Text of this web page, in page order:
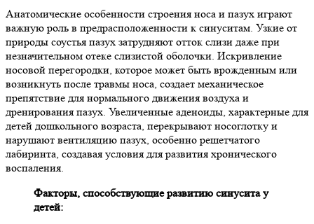
Анатомические особенности строения носа и пазух играют
важную роль в предрасположенности к синуситам. Узкие от
природы соустья пазух затрудняют отток слизи даже при
незначительном отеке слизистой оболочки. Искривление
носовой перегородки, которое может быть врожденным или
возникнуть после травмы носа, создает механическое
препятствие для нормального движения воздуха и
дренирования пазух. Увеличенные аденоиды, характерные для
детей дошкольного возраста, перекрывают носоглотку и
нарушают вентиляцию пазух, особенно решетчатого
лабиринта, создавая условия для развития хронического
воспаления.
Факторы, способствующие развитию синусита у
детей: